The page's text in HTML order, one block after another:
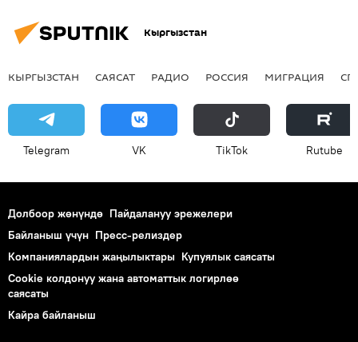
Кыргызстан
КЫРГЫЗСТАН САЯСАТ РАДИО РОССИЯ МИГРАЦИЯ
Telegram VK ТikТоk Rutube
Долбоор жөнүндө Пайдалануу эрежелери
Байланыш үчүн Пресс-релиздер
Компаниялардын жаңылыктары Купуялык саясаты
Cookie колдонуу жана автоматтык логирлөө
саясаты
Кайра байланыш